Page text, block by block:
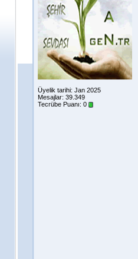
Üyelik tarihi: Jan 2025
Mesajlar: 39.349
Tecrübe Puanı: 0